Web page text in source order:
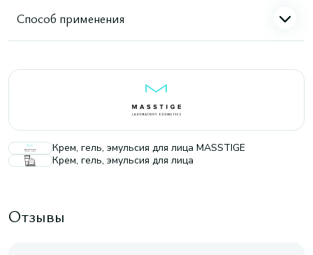
Способ применения
Крем, гель, эмульсия для лица MASSTIGE
Крем, гель, эмульсия для лица
Отзывы